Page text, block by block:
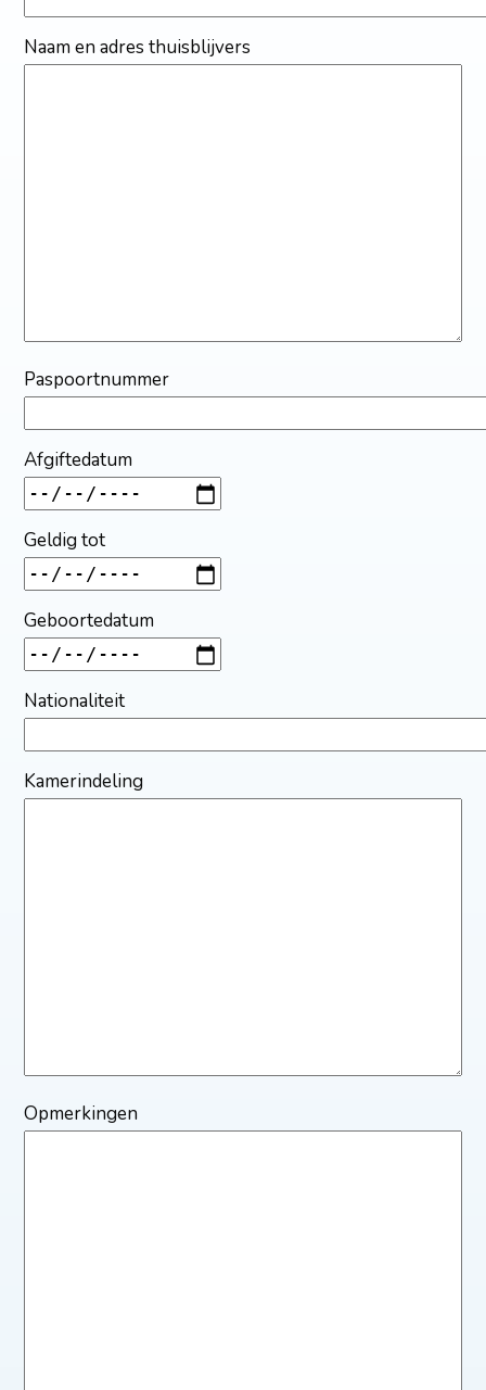
Naam en adres thuisblijvers
Paspoortnummer
Afgiftedatum
Geldig tot
Geboortedatum
Nationaliteit
Kamerindeling
Opmerkingen